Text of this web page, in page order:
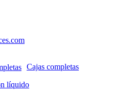
Cajas completas
líquido